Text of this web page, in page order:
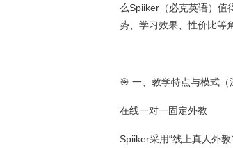
么Spiiker（必克英语）值
势、学习效果、性价比等
🎯 一、教学特点与模式（
在线一对一固定外教
Spiiker采用“线上真人外